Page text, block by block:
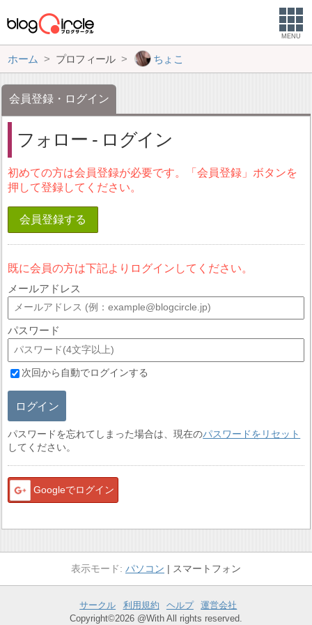
MENU
ホーム プロフィール ちょこ
会員登録・ログイン
フォロー - ログイン
初めての方は会員登録が必要です。「会員登録」ボタンを
押して登録してください。
会員登録する
既に会員の方は下記よりログインしてください。
メールアドレス
パスワード
次回から自動でログインする
ログイン
パスワードを忘れてしまった場合は、現在のパスワードをリセット
してください。
Googleでログイン
パソコン スマートフォン
サークル 利用規約 ヘルプ
運営会社
Copyright©2026 @With All rights reserved.